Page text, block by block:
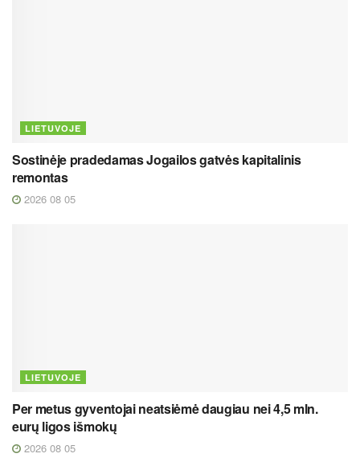
LIETUVOJE
Sostinėje pradedamas Jogailos gatvės kapitalinis
remontas
2026 08 05
LIETUVOJE
Per metus gyventojai neatsiėmė daugiau nei 4,5 mln.
eurų ligos išmokų
2026 08 05